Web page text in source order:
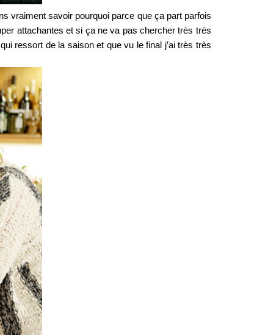
vraiment savoir pourquoi parce que ça part parfois
attachantes et si ça ne va pas chercher très très
ressort de la saison et que vu le final j’ai très très